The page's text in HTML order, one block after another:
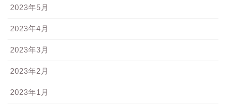
2023年5月
2023年4月
2023年3月
2023年2月
2023年1月